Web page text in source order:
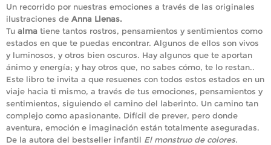
Un recorrido por nuestras emociones a través de las originales
ilustraciones de Anna Llenas.
Tu alma tiene tantos rostros, pensamientos y sentimientos como
estados en que te puedas encontrar. Algunos de ellos son vivos
y luminosos, y otros bien oscuros. Hay algunos que te aportan
ánimo y energía; y hay otros que, no sabes cómo, te lo restan..
Este libro te invita a que resuenes con todos estos estados en un
viaje hacia ti mismo, a través de tus emociones, pensamientos y
sentimientos, siguiendo el camino del laberinto. Un camino tan
complejo como apasionante. Difícil de prever, pero donde
aventura, emoción e imaginación están totalmente aseguradas.
De la autora del bestseller infantil El monstruo de colores.